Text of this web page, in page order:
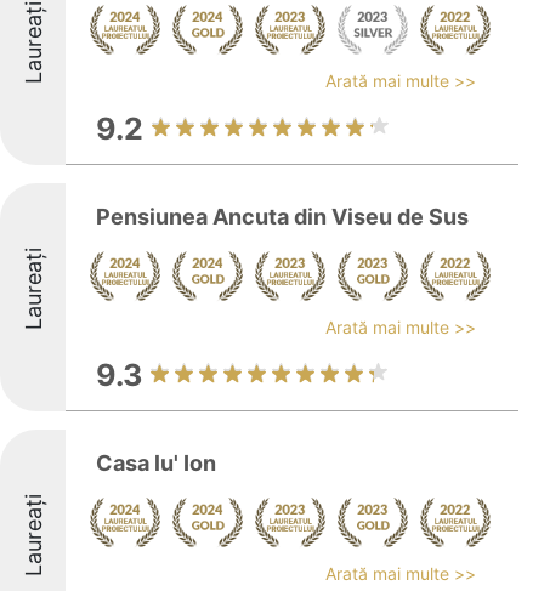
Laureați Arată mai multe >>
9.2
Laureați
Pensiunea Ancuta din Viseu de Sus
Arată mai multe >>
9.3
Laureați
Casa lu' Ion
Arată mai multe >>